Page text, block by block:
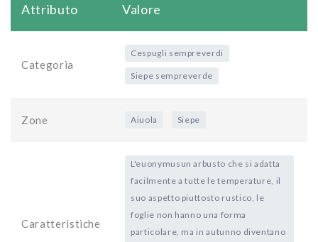
Attributo Valore
Categoria
Cespugli sempreverdi
Siepe sempreverde
Zone Aiuola Siepe
Caratteristiche
L'euonymusun arbusto che si adatta
facilmente a tutte le temperature, il
suo aspetto piuttosto rustico, le
foglie non hanno una forma
particolare, ma in autunno diventano